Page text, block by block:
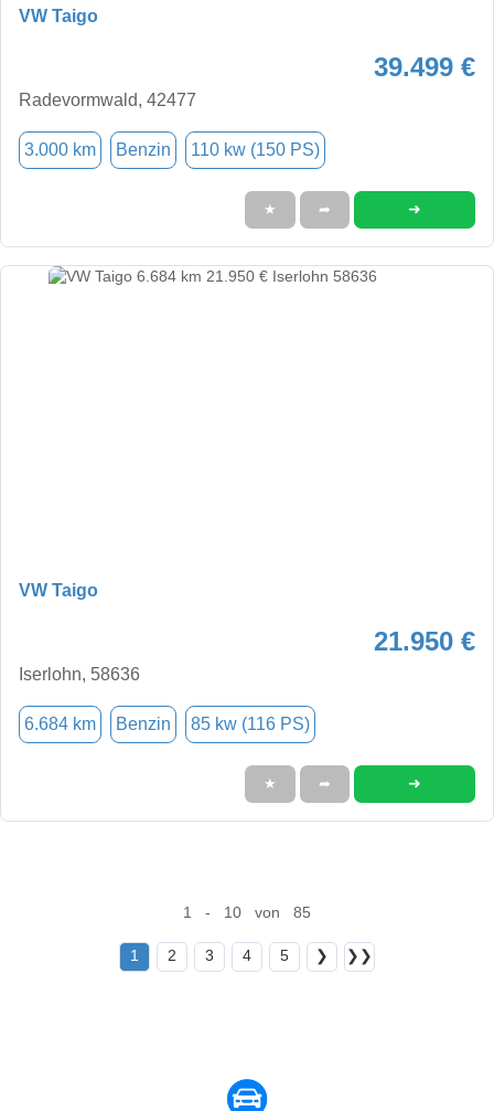
VW Taigo
39.499 €
Radevormwald, 42477
3.000 km Benzin 110 kw (150 PS)
★ ➦ ➜
VW Taigo
21.950 €
Iserlohn, 58636
6.684 km Benzin 85 kw (116 PS)
★ ➦ ➜
1 - 10 von 85
1 2 3 4 5 ❯ ❯❯